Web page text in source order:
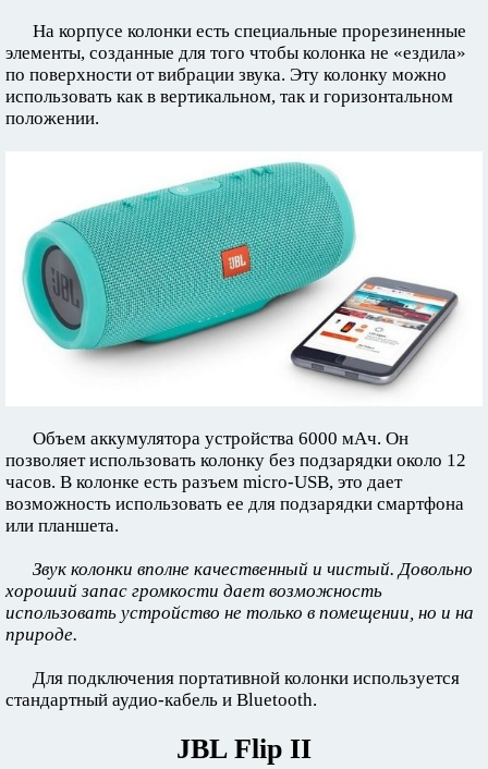
На корпусе колонки есть специальные прорезиненные
элементы, созданные для того чтобы колонка не «ездила»
по поверхности от вибрации звука. Эту колонку можно
использовать как в вертикальном, так и горизонтальном
положении.
Объем аккумулятора устройства 6000 мАч. Он
позволяет использовать колонку без подзарядки около 12
часов. В колонке есть разъем micro-USB, это дает
возможность использовать ее для подзарядки смартфона
или планшета.
Звук колонки вполне качественный и чистый. Довольно
хороший запас громкости дает возможность
использовать устройство не только в помещении, но и на
природе.
Для подключения портативной колонки используется
стандартный аудио-кабель и Bluetooth.
JBL Flip II